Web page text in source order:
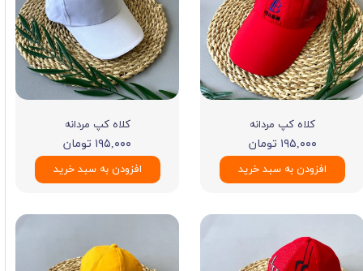
کلاه کپ مردانه
۱۹۵,۰۰۰ تومان
افزودن به سبد خرید
کلاه کپ مردانه
۱۹۵,۰۰۰ تومان
افزودن به سبد خرید